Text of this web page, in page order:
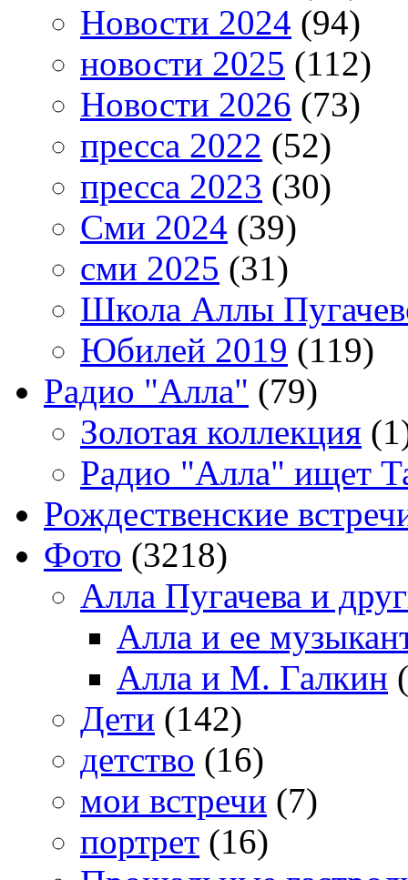
Новости 2024 (94)
новости 2025 (112)
Новости 2026 (73)
пресса 2022 (52)
пресса 2023 (30)
Сми 2024 (39)
сми 2025 (31)
Школа Аллы
Юбилей 2019 (119)
Радио "Алла" (79)
Золотая коллекция
Радио "Алла" ищет
Рождественские
Фото (3218)
Алла Пугачева и
Алла и ее
Алла и М. Галкин
Дети (142)
детство (16)
мои встречи (7)
портрет (16)